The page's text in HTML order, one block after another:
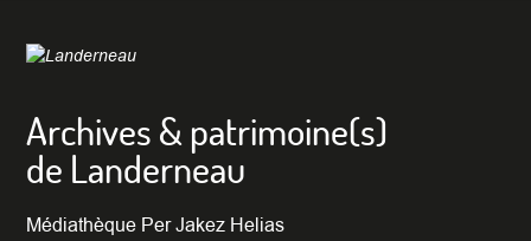
Archives & patrimoine(s)
de Landerneau
Médiathèque Per Jakez Helias